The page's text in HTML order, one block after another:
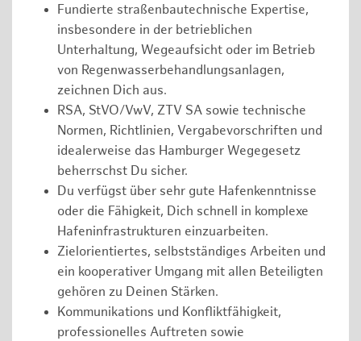
Fundierte straßenbautechnische Expertise,
insbesondere in der betrieblichen
Unterhaltung, Wegeaufsicht oder im Betrieb
von Regenwasserbehandlungsanlagen,
zeichnen Dich aus.
RSA, StVO/VwV, ZTV SA sowie technische
Normen, Richtlinien, Vergabevorschriften und
idealerweise das Hamburger Wegegesetz
beherrschst Du sicher.
Du verfügst über sehr gute Hafenkenntnisse
oder die Fähigkeit, Dich schnell in komplexe
Hafeninfrastrukturen einzuarbeiten.
Zielorientiertes, selbstständiges Arbeiten und
ein kooperativer Umgang mit allen Beteiligten
gehören zu Deinen Stärken.
Kommunikations und Konfliktfähigkeit,
professionelles Auftreten sowie